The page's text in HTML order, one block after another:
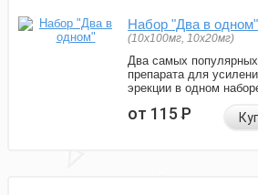
Набор "Два в одном"
(10x100мг, 10x20мг)
Два самых популярных
препарата для
эрекции в одном
от 115Р